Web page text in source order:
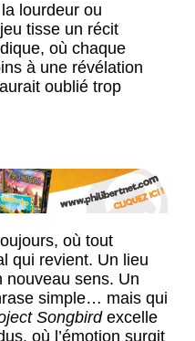
lourdeur ou
tisse un récit
où chaque
à une révélation
oublié trop
où tout
qui revient. Un lieu
nouveau sens. Un
simple… mais qui
Songbirdexcelle
où l’émotion surgit